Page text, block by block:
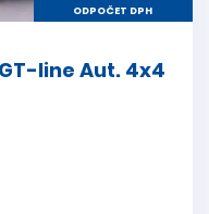
ODPOČET DPH
line Aut. 4x4